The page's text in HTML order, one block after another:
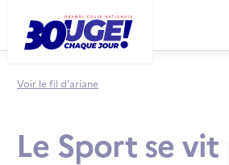
Panneau de gestion des
Voir le fil d’ariane
Le Sport se vit